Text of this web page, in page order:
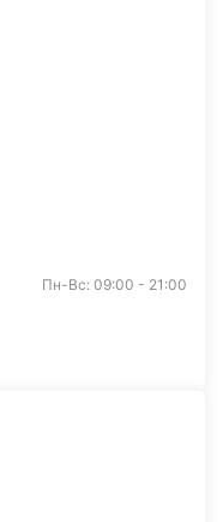
Пн-Вс: 09:00 - 21:00